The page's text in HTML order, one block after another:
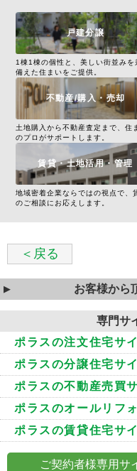
戸建分譲
1棟1棟の個性と、美しい街並みを
備えた住まいをご提供。
不動産/購入・売却
土地購入から不動産査定まで、住
のプロがサポートします。
賃貸・土地活用・管理
地域密着企業ならではの視点で、
のご相談にお応えします。
＜戻る
お客様から
専門サ
ポラスの注文住宅サ
ポラスの分譲住宅サ
ポラスの不動産売買
ポラスのオールリフ
ポラスの賃貸住宅サ
ご契約者様専用サ